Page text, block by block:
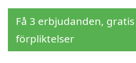
Få 3 erbjudanden,
förpliktelser